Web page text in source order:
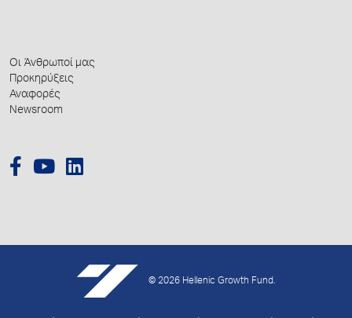
Οι Άνθρωποί μας
Προκηρύξεις
Αναφορές
Newsroom
© 2026 Hellenic Growth Fund.